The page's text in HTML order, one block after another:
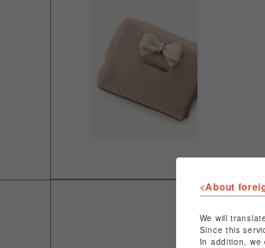
<About
We will
Since this
In addition, we